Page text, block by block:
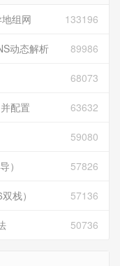
133196
组网
89986
动态解析
68073
63632
配置
59080
57826
）
57136
栈）
50736